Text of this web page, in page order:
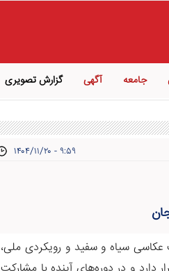
جامعه آگهی گزارش تصویری
۱۴۰۴/۱۱/۲۰ - ۹:۵۹
سیاه‌ و سفید و رویکردی ملی،